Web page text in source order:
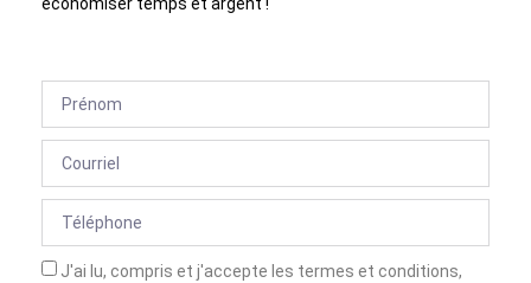
économiser temps et argent !
J'ai lu, compris et j'accepte les termes et conditions,